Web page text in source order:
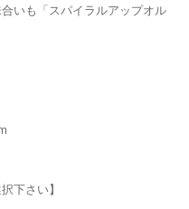
いも「スパイラルアップオル
下さい】